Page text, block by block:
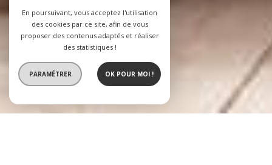
En poursuivant, vous acceptez l'utilisation
des cookies par ce site, afin de vous
proposer des contenus adaptés et réaliser
des statistiques !
PARAMÉTRER OK POUR MOI !